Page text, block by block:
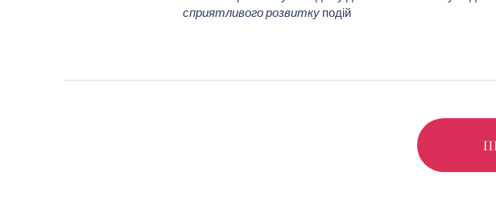
сприятливого розвиткуподій